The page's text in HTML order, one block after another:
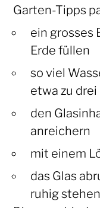
Garten-Tipps
ein grosses
Erde füllen
so viel
etwa zu
den
anreichern
mit einem
das Glas
ruhig